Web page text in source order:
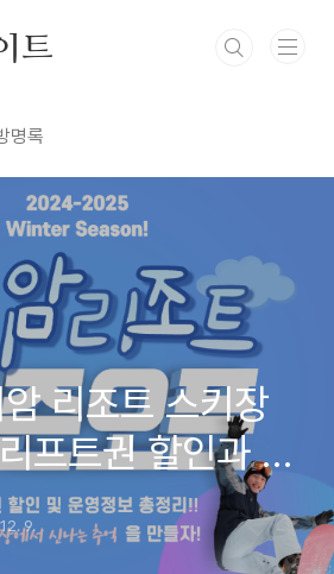
트
명록
리조트 스키장
프트권 할인과 운
총정리
9.